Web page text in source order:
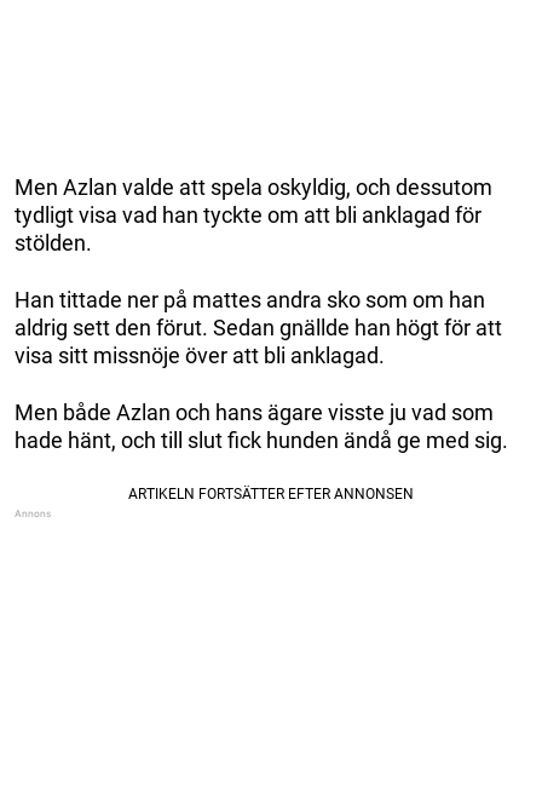
Men Azlan valde att spela oskyldig, och dessutom
tydligt visa vad han tyckte om att bli anklagad för
stölden.
Han tittade ner på mattes andra sko som om han
aldrig sett den förut. Sedan gnällde han högt för att
visa sitt missnöje över att bli anklagad.
Men både Azlan och hans ägare visste ju vad som
hade hänt, och till slut fick hunden ändå ge med sig.